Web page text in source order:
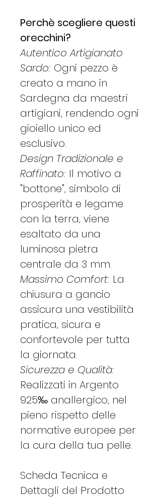
Perchè scegliere questi
orecchini?
Autentico Artigianato
Sardo: Ogni pezzo è
creato a mano in
Sardegna da maestri
artigiani, rendendo ogni
gioiello unico ed
esclusivo.
Design Tradizionale e
Raffinato: Il motivo a
"bottone", simbolo di
prosperità e legame
con la terra, viene
esaltato da una
luminosa pietra
centrale da 3 mm.
Massimo Comfort: La
chiusura a gancio
assicura una vestibilità
pratica, sicura e
confortevole per tutta
la giornata.
Sicurezza e Qualità:
Realizzati in Argento
925‰ anallergico, nel
pieno rispetto delle
normative europee per
la cura della tua pelle.
Scheda Tecnica e
Dettagli del Prodotto